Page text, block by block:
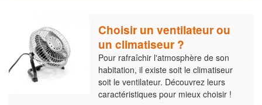
Choisir un ventilateur ou
un climatiseur ?
Pour rafraîchir l'atmosphère de son
habitation, il existe soit le climatiseur
soit le ventilateur. Découvrez leurs
caractéristiques pour mieux choisir !